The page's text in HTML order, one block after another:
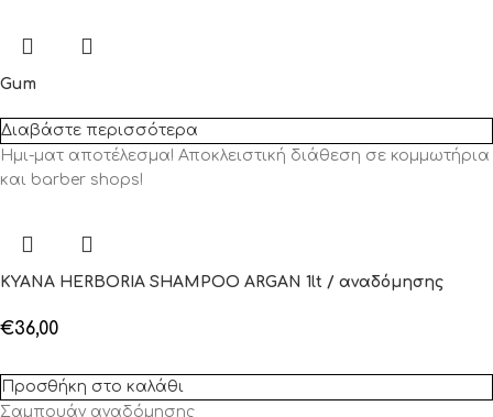
Gum
Διαβάστε περισσότερα
Ημι-ματ αποτέλεσμα! Αποκλειστική διάθεση σε κομμωτήρια
και barber shops!
KYANA HERBORIA SHAMPOO ARGAN 1lt / αναδόμησης
€36,00
Προσθήκη στο καλάθι
Σαμπουάν αναδόμησης